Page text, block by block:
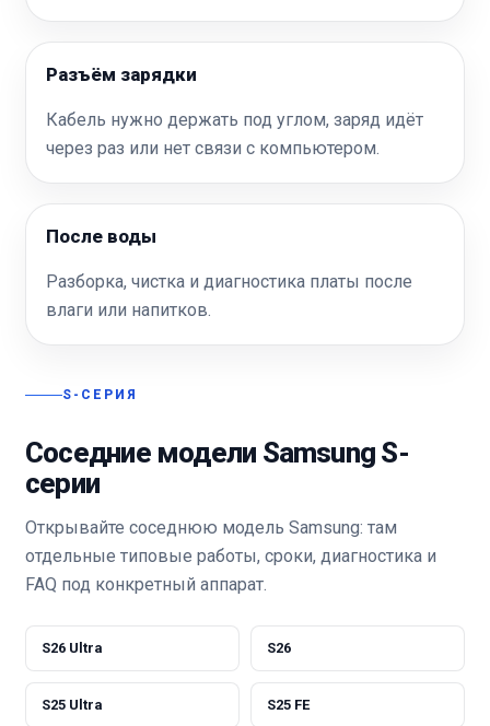
Разъём зарядки
Кабель нужно держать под углом, заряд идёт
через раз или нет связи с компьютером.
После воды
Разборка, чистка и диагностика платы после
влаги или напитков.
S-СЕРИЯ
Соседние модели Samsung S-
серии
Открывайте соседнюю модель Samsung: там
отдельные типовые работы, сроки, диагностика и
FAQ под конкретный аппарат.
S26 Ultra S26
S25 Ultra S25 FE